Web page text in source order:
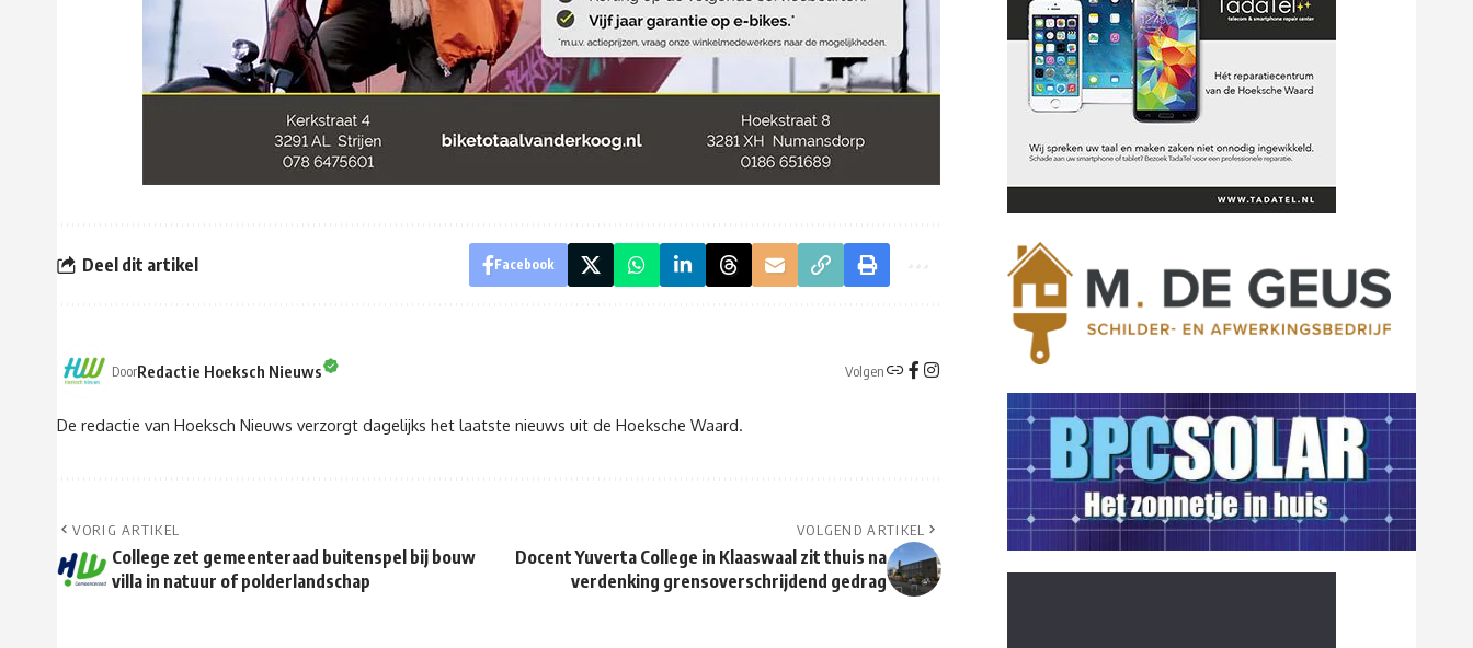
Deel dit artikel Facebook
DoorRedactie Hoeksch Nieuws Volgen
De redactie van Hoeksch Nieuws verzorgt dagelijks het laatste nieuws uit de Hoeksche Waard.
VORIG ARTIKEL
College zet gemeenteraad buitenspel bij bouw
villa in natuur of polderlandschap
VOLGEND ARTIKEL
Docent Yuverta College in Klaaswaal zit thuis na
verdenking grensoverschrijdend gedrag